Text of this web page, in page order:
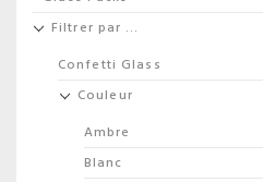
Filtrer par …
Confetti Glass
Couleur
Ambre
Blanc